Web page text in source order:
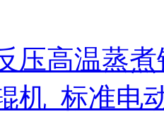
压高温蒸
机_标准电